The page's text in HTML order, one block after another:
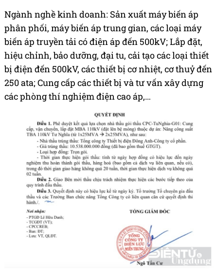
Ngành nghề kinh doanh: Sản xuất máy biến áp
phân phối, máy biến áp trung gian, các loại máy
biến áp truyền tải có điện áp đến 500kV; Lắp đặt,
hiệu chỉnh, bảo dưỡng, đại tu, cải tạo các loại thiết
bị điện đến 500kV, các thiết bị cơ nhiệt, cơ thuỷ đến
250 ata; Cung cấp các thiết bị và tư vấn xây dựng
các phòng thí nghiệm điện cao áp,…